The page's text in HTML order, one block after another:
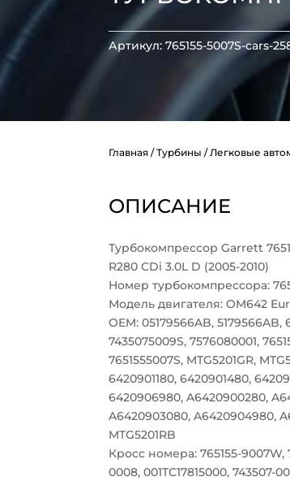
Артикул:765155-5007S-cars-
Главная /Турбины / Легковые
ОПИСАНИЕ
Турбокомпрессор Garrett
R280 CDi 3.0L D (2005-2010)
Номер турбокомпрессора:
Модель двигателя: OM642
OEM: 05179566AB,
7435075009S, 7576080001,
7651555007S, MTG5201GR,
6420901180, 6420901480,
6420906980, A6420900280,
A6420903080, A6420904980,
MTG5201RB
Кросс номера: 765155-9007W,
0008, 001TC17815000, 743507-